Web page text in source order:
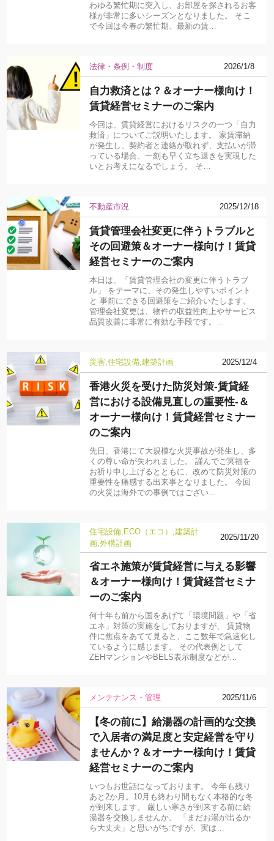
わゆる繁忙期に突入し、お部屋を探されるお客
様が非常に多いシーズンとなりました。 そこ
で今回は今春の繁忙期、最新の賃…
法律・条例・制度 2026/1/8
自力救済とは？＆オーナー様向け！
賃貸経営セミナーのご案内
今回は、賃貸経営におけるリスクの一つ「自力
救済」についてご説明いたします。 家賃滞納
が発生し、契約者と連絡が取れず、支払いが滞
っている場合、一刻も早く立ち退きを実現した
いとお考えになるでしょう。 そ…
不動産市況 2025/12/18
賃貸管理会社変更に伴うトラブルと
その回避策＆オーナー様向け！賃貸
経営セミナーのご案内
本日は、「賃貸管理会社の変更に伴うトラブ
ル」 をテーマに、その発生しやすいポイント
と 事前にできる回避策をご紹介いたします。
管理会社変更は、物件の収益性向上やサービス
品質改善に非常に有効な手段です。…
災害 住宅設備 建築計画 2025/12/4
香港火災を受けた防災対策-賃貸経
営における設備見直しの重要性-＆
オーナー様向け！賃貸経営セミナー
のご案内
先日、香港にて大規模な火災事故が発生し、多
くの尊い命が失われました。 謹んでご冥福を
お祈り申し上げるとともに、改めて防災対策の
重要性を痛感する出来事となりました。 今回
の火災は海外での事例ではござい…
住宅設備 ECO（エコ）
建築計
画 外構計画
2025/11/20
省エネ施策が賃貸経営に与える影響
＆オーナー様向け！賃貸経営セミナ
ーのご案内
何十年も前から国をあげて「環境問題」や「省
エネ」対策の実施をしておりますが、 賃貸物
件に焦点をあてて見ると、ここ数年で急速化し
ているように感じます。 その代表例として
ZEHマンションやBELS表示制度などが…
メンテナンス・管理 2025/11/6
【冬の前に】給湯器の計画的な交換
で入居者の満足度と安定経営を守り
ませんか？＆オーナー様向け！賃貸
経営セミナーのご案内
いつもお世話になっております。 今年も残り
あと2か月。10月も終わり間もなく本格的な冬
が到来します。 厳しい寒さが到来する前に給
湯器を交換しませんか。 「まだお湯が出るか
ら大丈夫」と思いがちですが、実は…